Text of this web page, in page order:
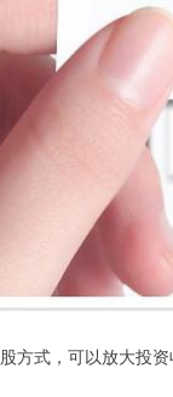
方式，可以放大投